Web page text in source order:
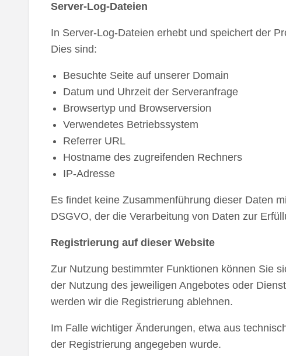
Server-Log-Dateien
In Server-Log-Dateien erhebt und speichert der
Dies sind:
Besuchte Seite auf unserer Domain
Datum und Uhrzeit der Serveranfrage
Browsertyp und Browserversion
Verwendetes Betriebssystem
Referrer URL
Hostname des zugreifenden Rechners
IP-Adresse
Es findet keine Zusammenführung dieser Daten
DSGVO, der die Verarbeitung von Daten zur
Registrierung auf dieser Website
Zur Nutzung bestimmter Funktionen können Sie
der Nutzung des jeweiligen Angebotes oder
werden wir die Registrierung ablehnen.
Im Falle wichtiger Änderungen, etwa aus
der Registrierung angegeben wurde.